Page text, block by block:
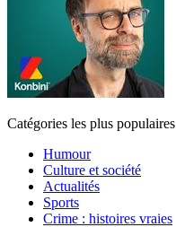
Catégories les plus populaires
Humour
Culture et société
Actualités
Sports
Crime : histoires vraies